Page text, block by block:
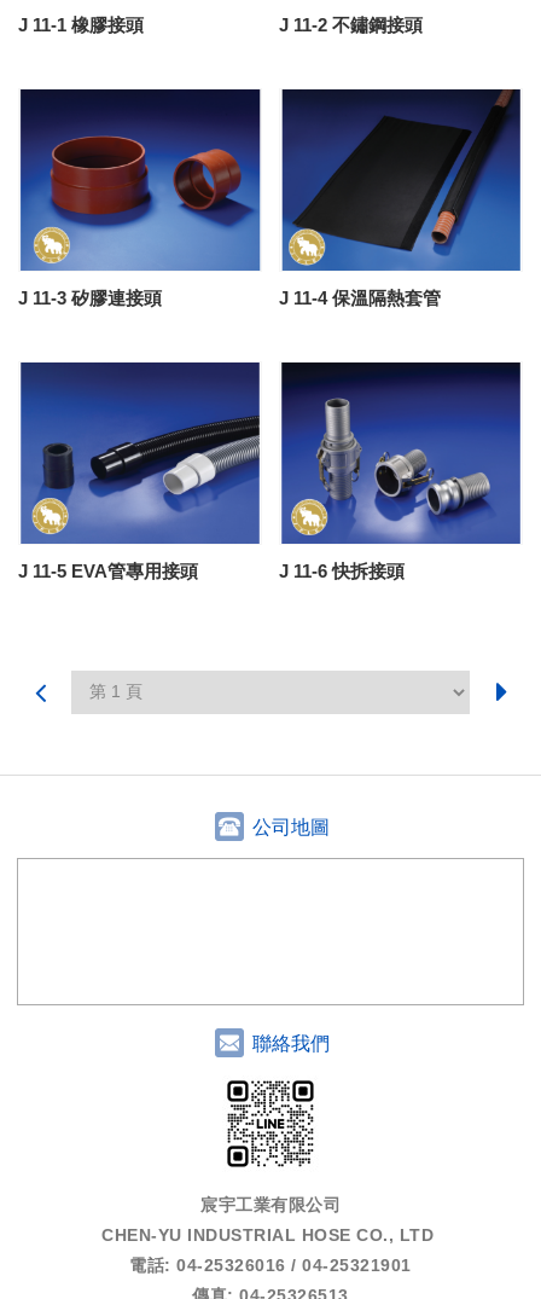
J 11-1 橡膠接頭 J 11-2 不鏽鋼接頭
J 11-3 矽膠連接頭 J 11-4 保溫隔熱套管
J 11-5 EVA管專用接頭 J 11-6 快拆接頭
公司地圖
聯絡我們
宸宇工業有限公司
CHEN-YU INDUSTRIAL HOSE CO., LTD
電話: 04-25326016 / 04-25321901